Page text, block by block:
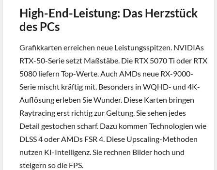
High-End-Leistung: Das Herzstück
des PCs
Grafikkarten erreichen neue Leistungsspitzen. NVIDIAs
RTX-50-Serie setzt Maßstäbe. Die RTX 5070 Ti oder RTX
5080 liefern Top-Werte. Auch AMDs neue RX-9000-
Serie mischt kräftig mit. Besonders in WQHD- und 4K-
Auflösung erleben Sie Wunder. Diese Karten bringen
Raytracing erst richtig zur Geltung. Sie sehen jedes
Detail gestochen scharf. Dazu kommen Technologien wie
DLSS 4 oder AMDs FSR 4. Diese Upscaling-Methoden
nutzen KI-Intelligenz. Sie rechnen Bilder hoch und
steigern so die FPS.